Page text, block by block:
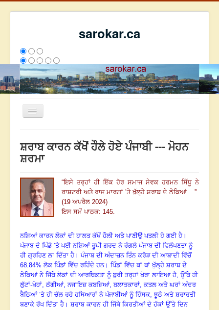
sarokar.ca
Toggle
ਰਚਨਾਵਾਂ
ਸੰਪਰਕ
We have 215 guests and no members online
2798606
ਇਸ ਹਫਤੇ26040
ਸ਼ਰਾਬ ਕਾਰਨ ਕੱਖੋਂ ਹੌਲੇ ਹੋਏ ਪੰਜਾਬੀ --- ਮੋਹਨ
ਸ਼ਰਮਾ
“ਇਸੇ ਤਰ੍ਹਾਂ ਹੀ ਇੱਕ ਹੋਰ ਸਮਾਜ ਸੇਵਕ ਹਰਮਨ ਸਿੱਧੂ ਨੇ
ਰਾਸ਼ਟਰੀ ਅਤੇ ਰਾਜ ਮਾਰਗਾਂ ’ਤੇ ਖੁੱਲ੍ਹੇ ਸ਼ਰਾਬ ਦੇ ਠੇਕਿਆਂ ...”
(19 ਅਪਰੈਲ 2024)
ਇਸ ਸਮੇਂ ਪਾਠਕ: 145.
ਨਸ਼ਿਆਂ ਕਾਰਨ ਲੋਕਾਂ ਦੀ ਹਾਲਤ ਕੱਖੋਂ ਹੌਲੀ ਅਤੇ ਪਾਣੀਉਂ ਪਤਲੀ ਹੋ ਗਈ ਹੈ ।
ਪੰਜਾਬ ਦੇ ਪਿੰਡੇ ’ਤੇ ਪਈ ਨਸ਼ਿਆਂ ਰੂਪੀ ਗਰਦ ਨੇ ਰੰਗਲੇ ਪੰਜਾਬ ਦੀ ਵਿਲੱਖਣਤਾ ਨੂੰ
ਹੀ ਗ੍ਰਹਿਣ ਲਾ ਦਿੱਤਾ ਹੈ । ਪੰਜਾਬ ਦੀ ਅੰਦਾਜ਼ਨ ਤਿੰਨ ਕਰੋੜ ਦੀ ਆਬਾਦੀ ਵਿੱਚੋਂ
68.84% ਲੋਕ ਪਿੰਡਾਂ ਵਿੱਚ ਰਹਿੰਦੇ ਹਨ। ਪਿੰਡਾਂ ਵਿੱਚ ਥਾਂ ਥਾਂ ਖੁੱਲ੍ਹੇ ਸ਼ਰਾਬ ਦੇ
ਠੇਕਿਆਂ ਨੇ ਜਿੱਥੇ ਲੋਕਾਂ ਦੀ ਆਰਥਿਕਤਾ ਨੂੰ ਬੁਰੀ ਤਰ੍ਹਾਂ ਖੋਰਾ ਲਾਇਆ ਹੈ, ਉੱਥੇ ਹੀ
ਲੁੱਟਾਂ-ਖੋਹਾਂ, ਠੱਗੀਆਂ, ਨਜਾਇਜ਼ ਕਬਜ਼ਿਆਂ, ਬਲਾਤਕਾਰਾਂ, ਕਤਲ ਅਤੇ ਘਰਾਂ ਅੰਦਰ
ਬੈਠਿਆਂ ’ਤੇ ਹੀ ਚੱਲ ਰਹੇ ਹਥਿਆਰਾਂ ਨੇ ਪੰਜਾਬੀਆਂ ਨੂੰ ਹਿੰਸਕ, ਝੂਠੇ ਅਤੇ ਸ਼ਰਾਰਤੀ
ਬਣਾਕੇ ਰੱਖ ਦਿੱਤਾ ਹੈ । ਸ਼ਰਾਬ ਕਾਰਨ ਹੀ ਜਿੱਥੇ ਕਿਰਤੀਆਂ ਦੇ ਹੱਕਾਂ ਉੱਤੇ ਦਿਨ